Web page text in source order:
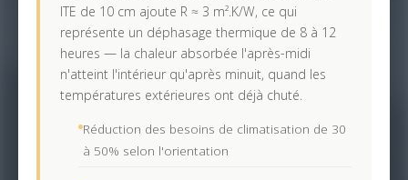
ITE de 10 cm ajoute R ≈ 3 m².K/W, ce qui
représente un déphasage thermique de 8 à 12
heures — la chaleur absorbée l'après-midi
n'atteint l'intérieur qu'après minuit, quand les
températures extérieures ont déjà chuté.
Réduction des besoins de climatisation de 30
à 50% selon l'orientation